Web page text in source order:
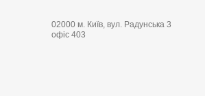
02000 м. Київ, вул. Радунська 3
офіс 403